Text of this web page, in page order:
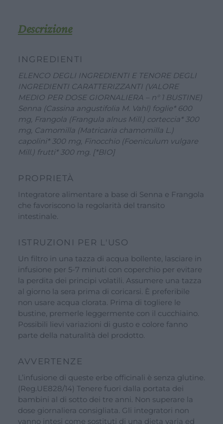
Descrizione
INGREDIENTI
ELENCO DEGLI INGREDIENTI E TENORE DEGLI
INGREDIENTI CARATTERIZZANTI (VALORE
MEDIO PER DOSE GIORNALIERA – n° 1 BUSTINE)
Senna (Cassina angustifolia M. Vahl) foglie* 600
mg, Frangola (Frangula alnus Mill.) corteccia* 300
mg, Camomilla (Matricaria chamomilla L.)
capolini* 300 mg, Finocchio (Foeniculum vulgare
Mill.) frutti* 300 mg. [*BIO]
PROPRIETÀ
Integratore alimentare a base di Senna e Frangola
che favoriscono la regolarità del transito
intestinale.
ISTRUZIONI PER L'USO
Un filtro in una tazza di acqua bollente, lasciare in
infusione per 5-7 minuti con coperchio per evitare
la perdita dei principi volatili. Assumere una tazza
al giorno la sera prima di coricarsi. È preferibile
non usare acqua clorata. Prima di togliere le
bustine, premerle leggermente con il cucchiaino.
Possibili lievi variazioni di gusto e colore fanno
parte della naturalità del prodotto.
AVVERTENZE
L’infusione di queste erbe officinali è senza glutine.
(Reg.UE828/14) Tenere fuori dalla portata dei
bambini al di sotto dei tre anni. Non superare la
dose giornaliera consigliata. Gli integratori non
vanno intesi come sostituti di una dieta varia ed